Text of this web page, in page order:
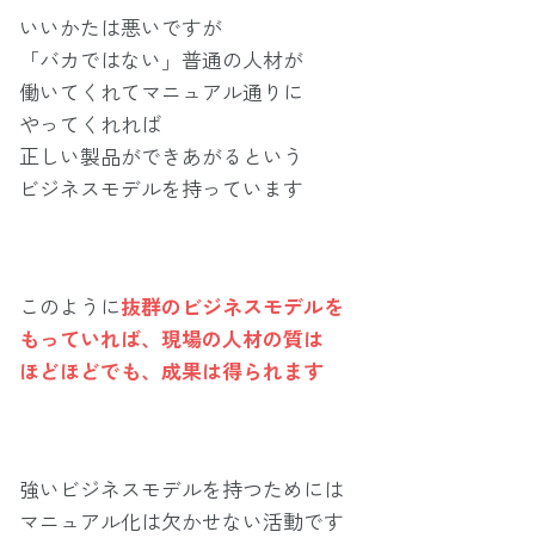
いいかたは悪いですが
「バカではない」普通の人材が
働いてくれてマニュアル通りに
やってくれれば
正しい製品ができあがるという
ビジネスモデルを持っています
このように抜群のビジネスモデルを
もっていれば、現場の人材の質は
ほどほどでも、成果は得られます
強いビジネスモデルを持つためには
マニュアル化は欠かせない活動です